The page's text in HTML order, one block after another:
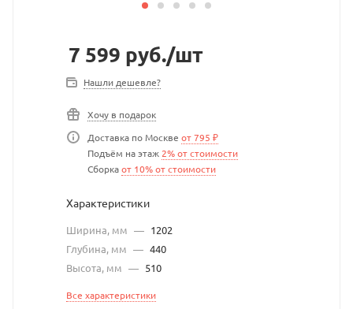
7 599 руб./шт
Нашли дешевле?
Хочу в подарок
Доставка по Москве от 795 ₽
Подъём на этаж 2% от стоимости
Сборкаот 10% от стоимости
Характеристики
Ширина, мм — 1202
Глубина, мм — 440
Высота, мм — 510
Все характеристики